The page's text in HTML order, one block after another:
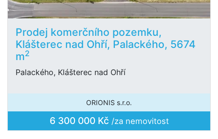
Prodej komerčního pozemku,
Klášterec nad Ohří, Palackého, 5674
m2
Palackého, Klášterec nad Ohří
ORIONIS s.r.o.
6 300 000 Kč /za nemovitost